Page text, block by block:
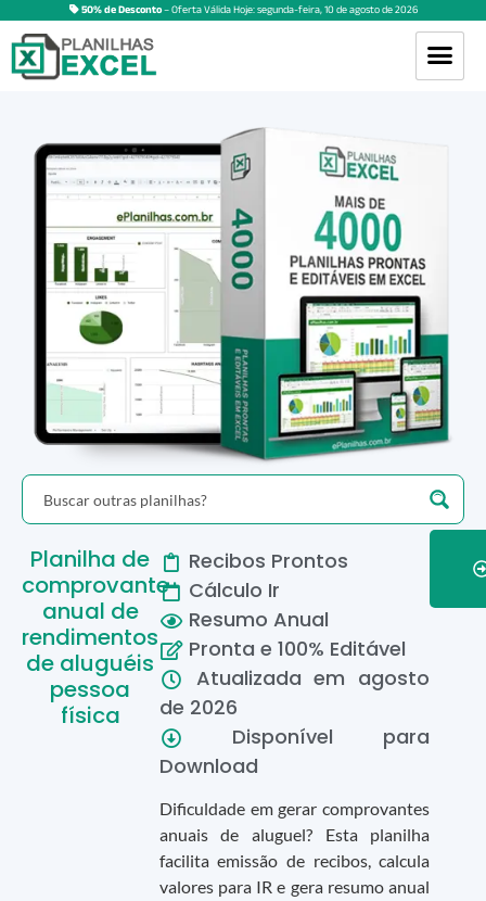
50% de Desconto– Oferta Válida Hoje:segunda-feira,10deagostode2026
Planilha de
comprovante
anual de
rendimentos
de aluguéis
pessoa
física
Recibos Prontos
Cálculo Ir
Resumo Anual
Pronta e 100% Editável
Atualizada em agosto
de 2026
Disponível para
Download
Dificuldade em gerar comprovantes
anuais de aluguel? Esta planilha
facilita emissão de recibos, calcula
valores para IR e gera resumo anual